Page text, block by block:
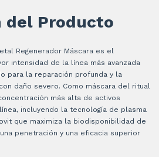
del Producto
Regenerador Máscara es el
intensidad de la línea más avanzada
para la reparación profunda y la
daño severo. Como máscara del ritual
más alta de activos
incluyendo la tecnología de plasma
que maximiza la biodisponibilidad de
penetración y una eficacia superior